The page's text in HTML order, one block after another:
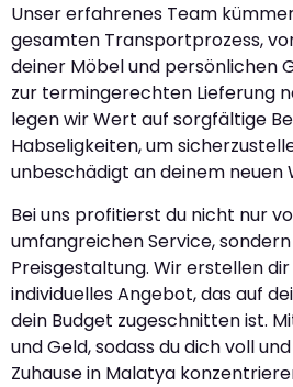
Unser erfahrenes Team
gesamten Transportprozess,
deiner Möbel und persönlichen
zur termingerechten Lieferung
legen wir Wert auf sorgfältige
Habseligkeiten, um
unbeschädigt an deinem
Bei uns profitierst du nicht nur
umfangreichen Service,
Preisgestaltung. Wir erstellen
individuelles Angebot, das auf
dein Budget zugeschnitten ist.
und Geld, sodass du dich voll
Zuhause in Malatya